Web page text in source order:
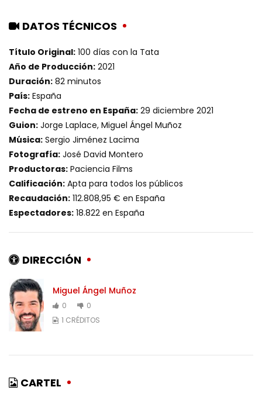
DATOS TÉCNICOS
Título Original: 100 días con la Tata
Año de Producción: 2021
Duración: 82 minutos
País: España
Fecha de estreno en España: 29 diciembre 2021
Guion: Jorge Laplace, Miguel Ángel Muñoz
Música: Sergio Jiménez Lacima
Fotografía: José David Montero
Productoras: Paciencia Films
Calificación: Apta para todos los públicos
Recaudación: 112.808,95 € en España
Espectadores: 18.822 en España
DIRECCIÓN
Miguel Ángel Muñoz
0
0
1 CRÉDITOS
CARTEL